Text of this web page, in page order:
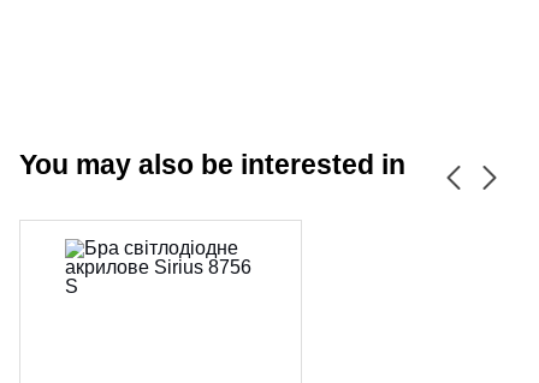
You may also be interested in